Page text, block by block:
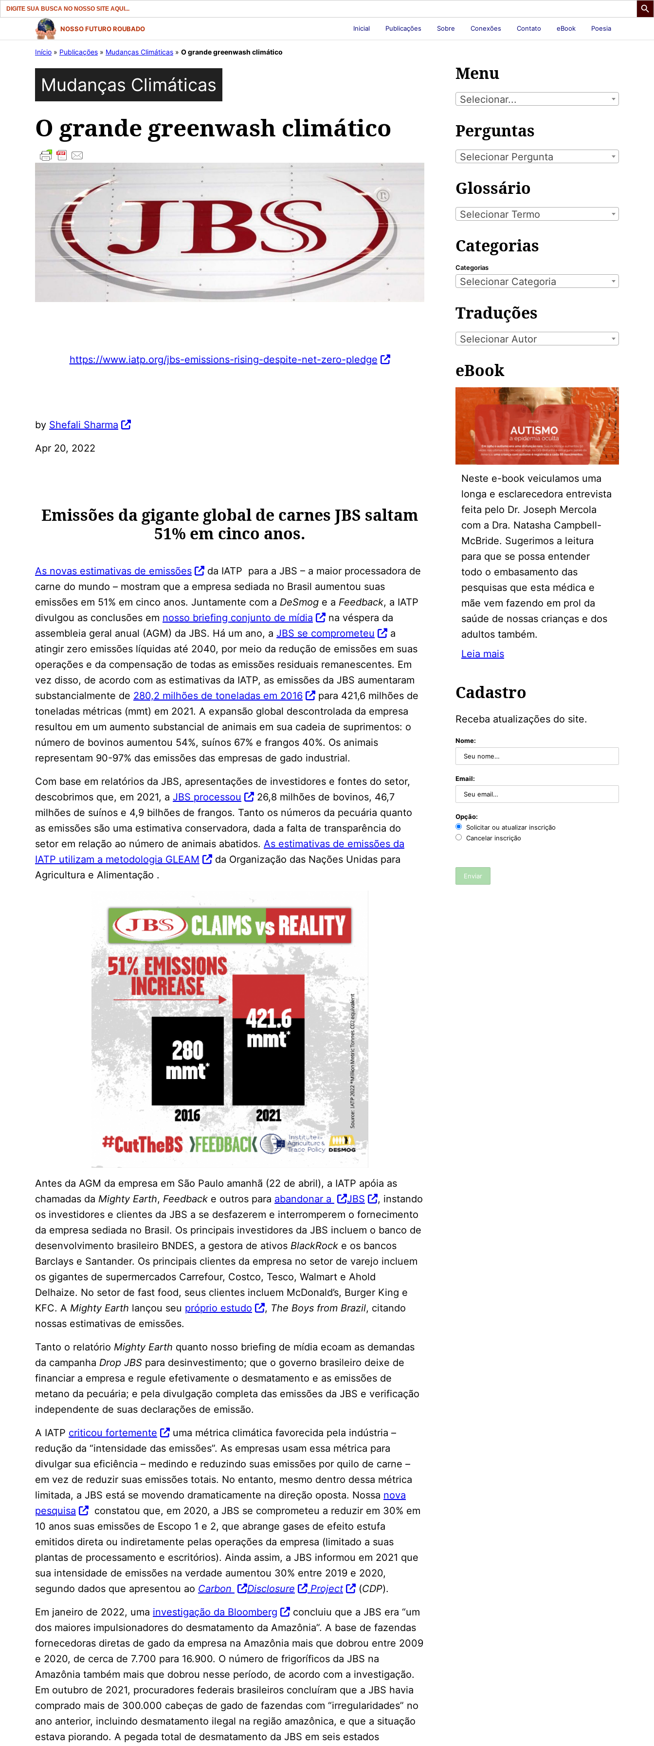
Search
for:
conteúdo
NOSSO FUTURO ROUBADO Inicial Publicações Sobre Conexões Contato eBook Poesia
Início » Publicações » Mudanças Climáticas » O grande greenwash climático
Mudanças Climáticas
O grande greenwash climático
https://www.iatp.org/jbs-emissions-rising-despite-net-zero-pledge
by Shefali Sharma
Apr 20, 2022
Emissões da gigante global de carnes JBS saltam
51% em cinco anos.
As novas estimativas de emissões
da IATP para a JBS – a maior processadora de
carne do mundo – mostram que a empresa sediada no Brasil aumentou suas
emissões em 51% em cinco anos. Juntamente com a DeSmog e a Feedback, a IATP
divulgou as conclusões em nosso briefing conjunto de mídia
na véspera da
assembleia geral anual (AGM) da JBS. Há um ano, a JBS se comprometeu
a
atingir zero emissões líquidas até 2040, por meio da redução de emissões em suas
operações e da compensação de todas as emissões residuais remanescentes. Em
vez disso, de acordo com as estimativas da IATP, as emissões da JBS aumentaram
substancialmente de 280,2 milhões de toneladas em 2016
para 421,6 milhões de
toneladas métricas (mmt) em 2021. A expansão global descontrolada da empresa
resultou em um aumento substancial de animais em sua cadeia de suprimentos: o
número de bovinos aumentou 54%, suínos 67% e frangos 40%. Os animais
representam 90-97% das emissões das empresas de gado industrial.
Com base em relatórios da JBS, apresentações de investidores e fontes do setor,
descobrimos que, em 2021, a JBS processou
26,8 milhões de bovinos, 46,7
milhões de suínos e 4,9 bilhões de frangos. Tanto os números da pecuária quanto
as emissões são uma estimativa conservadora, dada a falta de transparência do
setor em relação ao número de animais abatidos. As estimativas de emissões da
IATP utilizam a metodologia GLEAM
da Organização das Nações Unidas para
Agricultura e Alimentação .
Antes da AGM da empresa em São Paulo amanhã (22 de abril), a IATP apóia as
chamadas da Mighty Earth, Feedback e outros para abandonar a JBS
, instando
os investidores e clientes da JBS a se desfazerem e interromperem o fornecimento
da empresa sediada no Brasil. Os principais investidores da JBS incluem o banco de
desenvolvimento brasileiro BNDES, a gestora de ativos BlackRock e os bancos
Barclays e Santander. Os principais clientes da empresa no setor de varejo incluem
os gigantes de supermercados Carrefour, Costco, Tesco, Walmart e Ahold
Delhaize. No setor de fast food, seus clientes incluem McDonald’s, Burger King e
KFC. A Mighty Earth lançou seu próprio estudo , The Boys from Brazil, citando
nossas estimativas de emissões.
Tanto o relatório Mighty Earth quanto nosso briefing de mídia ecoam as demandas
da campanha Drop JBS para desinvestimento; que o governo brasileiro deixe de
financiar a empresa e regule efetivamente o desmatamento e as emissões de
metano da pecuária; e pela divulgação completa das emissões da JBS e verificação
independente de suas declarações de emissão.
A IATP criticou fortemente
uma métrica climática favorecida pela indústria –
redução da “intensidade das emissões”. As empresas usam essa métrica para
divulgar sua eficiência – medindo e reduzindo suas emissões por quilo de carne –
em vez de reduzir suas emissões totais. No entanto, mesmo dentro dessa métrica
limitada, a JBS está se movendo dramaticamente na direção oposta. Nossa nova
pesquisa
constatou que, em 2020, a JBS se comprometeu a reduzir em 30% em
10 anos suas emissões de Escopo 1 e 2, que abrange gases de efeito estufa
emitidos direta ou indiretamente pelas operações da empresa (limitado a suas
plantas de processamento e escritórios). Ainda assim, a JBS informou em 2021 que
sua intensidade de emissões na verdade aumentou 30% entre 2019 e 2020,
segundo dados que apresentou ao Carbon Disclosure Project (CDP).
Em janeiro de 2022, uma investigação da Bloomberg
concluiu que a JBS era “um
dos maiores impulsionadores do desmatamento da Amazônia”. A base de fazendas
fornecedoras diretas de gado da empresa na Amazônia mais que dobrou entre 2009
e 2020, de cerca de 7.700 para 16.900. O número de frigoríficos da JBS na
Amazônia também mais que dobrou nesse período, de acordo com a investigação.
Em outubro de 2021, procuradores federais brasileiros concluíram que a JBS havia
comprado mais de 300.000 cabeças de gado de fazendas com “irregularidades” no
ano anterior, incluindo desmatamento ilegal na região amazônica, e que a situação
estava piorando. A pegada total de desmatamento da JBS em seis estados
Menu
Selecionar...
Perguntas
Selecionar Pergunta
Glossário
Selecionar Termo
Categorias
Categorias
Selecionar Categoria
Traduções
Selecionar Autor
eBook
Neste e-book veiculamos uma
longa e esclarecedora entrevista
feita pelo Dr. Joseph Mercola
com a Dra. Natasha Campbell-
McBride. Sugerimos a leitura
para que se possa entender
todo o embasamento das
pesquisas que esta médica e
mãe vem fazendo em prol da
saúde de nossas crianças e dos
adultos também.
Leia mais
Cadastro
Receba atualizações do site.
Nome:
Email:
Opção:
Solicitar ou atualizar inscrição
Cancelar inscrição